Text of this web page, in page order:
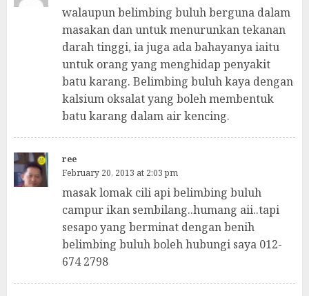
walaupun belimbing buluh berguna dalam
masakan dan untuk menurunkan tekanan
darah tinggi, ia juga ada bahayanya iaitu
untuk orang yang menghidap penyakit
batu karang. Belimbing buluh kaya dengan
kalsium oksalat yang boleh membentuk
batu karang dalam air kencing.
ree
February 20, 2013 at 2:03 pm
masak lomak cili api belimbing buluh
campur ikan sembilang..humang aii..tapi
sesapo yang berminat dengan benih
belimbing buluh boleh hubungi saya 012-
674 2798